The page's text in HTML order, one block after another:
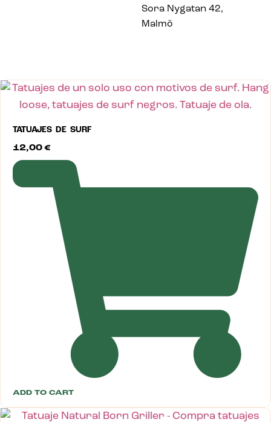
Sora Nygatan 42,
Malmö
TATUAJES DE SURF
12,00 €
ADD TO CART